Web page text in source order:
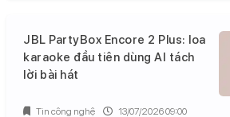
JBL PartyBox Encore 2 Plus: loa
karaoke đầu tiên dùng AI tách
lời bài hát
Tin công nghệ 13/07/2026 09:00